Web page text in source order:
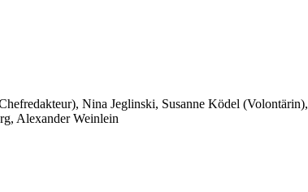
Nina Jeglinski, Susanne Ködel (Volontärin),
Alexander Weinlein